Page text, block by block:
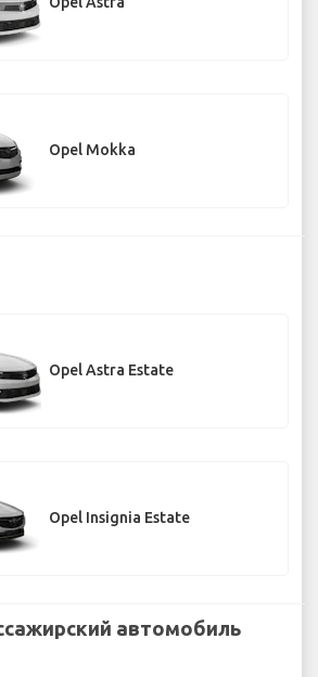
Opel Mokka
Opel Astra Estate
Opel Insignia Estate
автомобиль